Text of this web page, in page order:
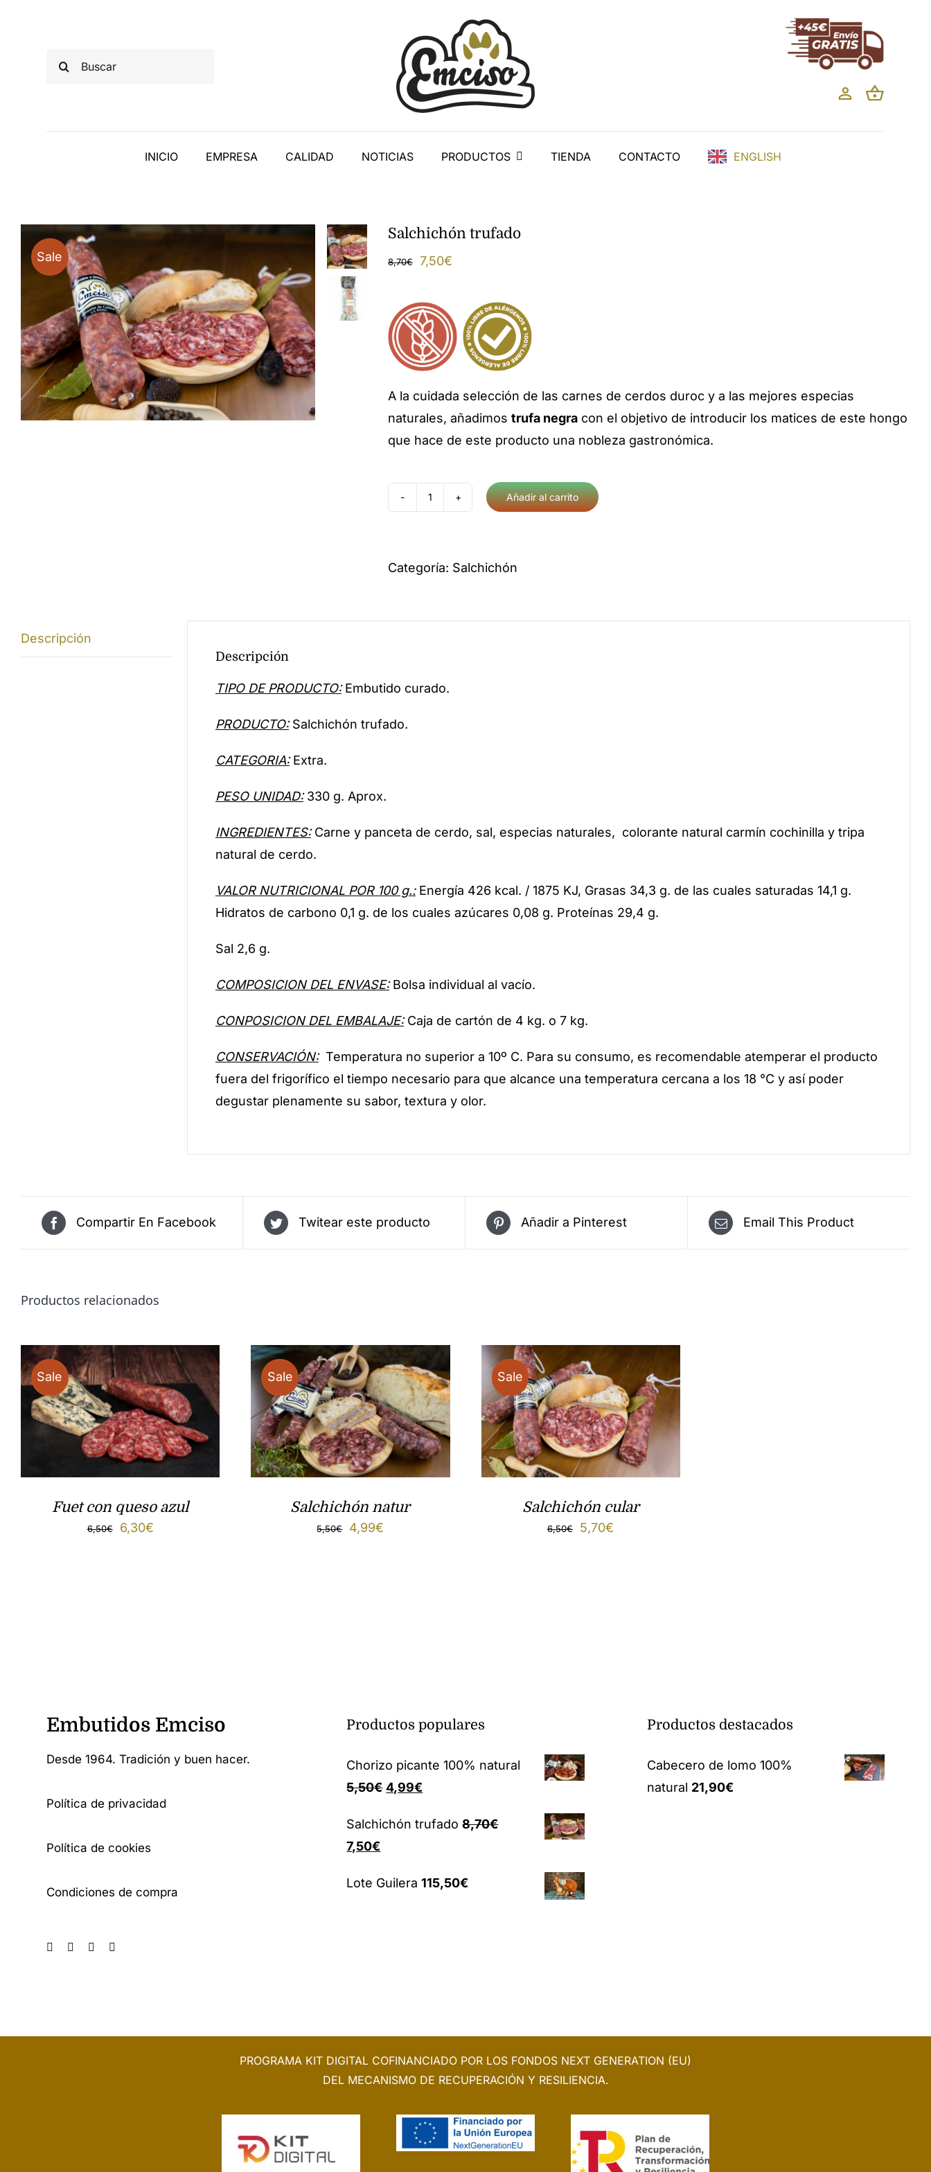
Buscar:
INICIO EMPRESA CALIDAD NOTICIAS PRODUCTOS TIENDA CONTACTO ENGLISH
Sale
Salchichón trufado
8,70€
El
original
era:
8,70€.
7,50€
actual
es:
7,50€.
A la cuidada selección de las carnes de cerdos duroc y a las mejores especias
naturales, añadimos trufa negra con el objetivo de introducir los matices de este hongo
que hace de este producto una nobleza gastronómica.
Salchichón
Añadir al carrito
Categoría: Salchichón
Descripción
Descripción
TIPO DE PRODUCTO:Embutido curado.
PRODUCTO:Salchichón trufado.
CATEGORIA:Extra.
PESO UNIDAD:330 g. Aprox.
INGREDIENTES:Carne y panceta de cerdo, sal, especias naturales, colorante natural carmín cochinilla y tripa
natural de cerdo.
VALOR NUTRICIONAL POR 100 g.:Energía 426 kcal. / 1875 KJ, Grasas 34,3 g. de las cuales saturadas 14,1 g.
Hidratos de carbono 0,1 g. de los cuales azúcares 0,08 g. Proteínas 29,4 g.
Sal 2,6 g.
COMPOSICION DEL ENVASE:Bolsa individual al vacío.
CONPOSICION DEL EMBALAJE:Caja de cartón de 4 kg. o 7 kg.
CONSERVACIÓN:Temperatura no superior a 10º C. Para su consumo, es recomendable atemperar el producto
fuera del frigorífico el tiempo necesario para que alcance una temperatura cercana a los 18 °C y así poder
degustar plenamente su sabor, textura y olor.
Compartir En Facebook Twitear este producto Añadir a Pinterest Email This Product
Productos relacionados
Sale
Fuet con queso azul
6,50€
El
6,30€El
Sale
Salchichón natur
5,50€
El
4,99€
Sale
Salchichón cular
6,50€
El
5,70€
Embutidos Emciso
Desde 1964. Tradición y buen hacer.
Política de privacidad
Política de cookies
Condiciones de compra
Productos populares
Chorizo picante 100% natural
5,50€ El
original
5,50€.
4,99€El
actual
4,99€.
Salchichón trufado 8,70€
El
original
7,50€El
actual
Lote Guilera 115,50€
Productos destacados
Cabecero de lomo 100%
natural 21,90€
PROGRAMA KIT DIGITAL COFINANCIADO POR LOS FONDOS NEXT GENERATION (EU)
DEL MECANISMO DE RECUPERACIÓN Y RESILIENCIA.